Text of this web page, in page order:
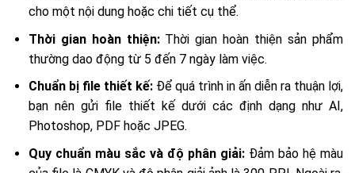
cho một nội dung hoặc chi tiết cụ thể.
Thời gian hoàn thiện:Thời gian hoàn thiện sản phẩm
thường dao động từ 5 đến 7 ngày làm việc.
Chuẩn bị file thiết kế:Để quá trình in ấn diễn ra thuận lợi,
bạn nên gửi file thiết kế dưới các định dạng như AI,
Photoshop, PDF hoặc JPEG.
Quy chuẩn màu sắc và độ phân giải:Đảm bảo hệ màu